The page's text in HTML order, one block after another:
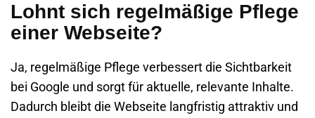
Lohnt sich regelmäßige Pflege
einer Webseite?
Ja, regelmäßige Pflege verbessert die Sichtbarkeit
bei Google und sorgt für aktuelle, relevante Inhalte.
Dadurch bleibt die Webseite langfristig attraktiv und